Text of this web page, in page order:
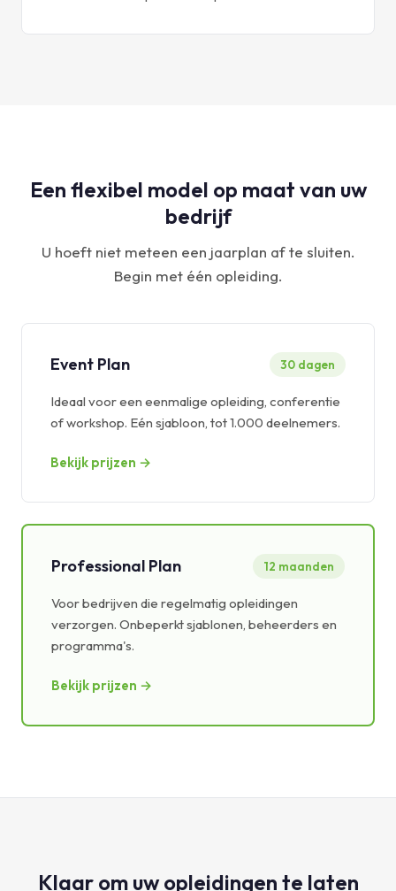
Een flexibel model op maat van uw
bedrijf
U hoeft niet meteen een jaarplan af te sluiten.
Begin met één opleiding.
Event Plan 30 dagen
Ideaal voor een eenmalige opleiding, conferentie
of workshop. Eén sjabloon, tot 1.000 deelnemers.
Bekijk prijzen →
Professional Plan 12 maanden
Voor bedrijven die regelmatig opleidingen
verzorgen. Onbeperkt sjablonen, beheerders en
programma's.
Bekijk prijzen →
Klaar om uw opleidingen te laten